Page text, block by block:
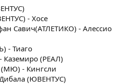
- Хосе
Савич(АТЛЕТИКО) - Алессио
- Тиаго
Каземиро (РЕАЛ)
(МЮ) - Кингсли
(ЮВЕНТУС)